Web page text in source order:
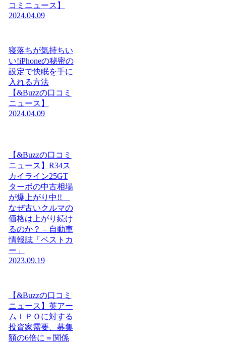
コミニュース】
2024.04.09
寝落ちが気持ちい
い!iPhoneの秘密の
設定で快眠を手に
入れる方法
【&Buzzの口コミ
ニュース】
2024.04.09
【&Buzzの口コミ
ニュース】R34ス
カイライン25GT
ターボの中古相場
が爆上がり中!!
なぜ古いクルマの
価格は上がり続け
るのか？ – 自動車
情報誌「ベストカ
ー」
2023.09.19
【&Buzzの口コミ
ニュース】英アー
ムＩＰＯに対する
投資家需要、募集
額の6倍に＝関係